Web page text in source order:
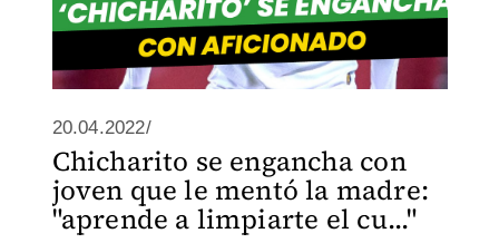
20.04.2022/
Chicharito se engancha con
joven que le mentó la madre:
"aprende a limpiarte el cu..."